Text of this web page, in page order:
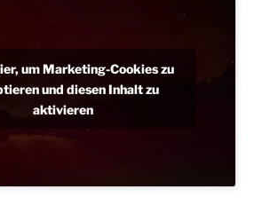
um Marketing-Cookies zu
und diesen Inhalt zu
aktivieren